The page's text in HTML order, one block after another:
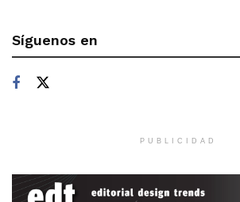
Síguenos en
PUBLICIDAD